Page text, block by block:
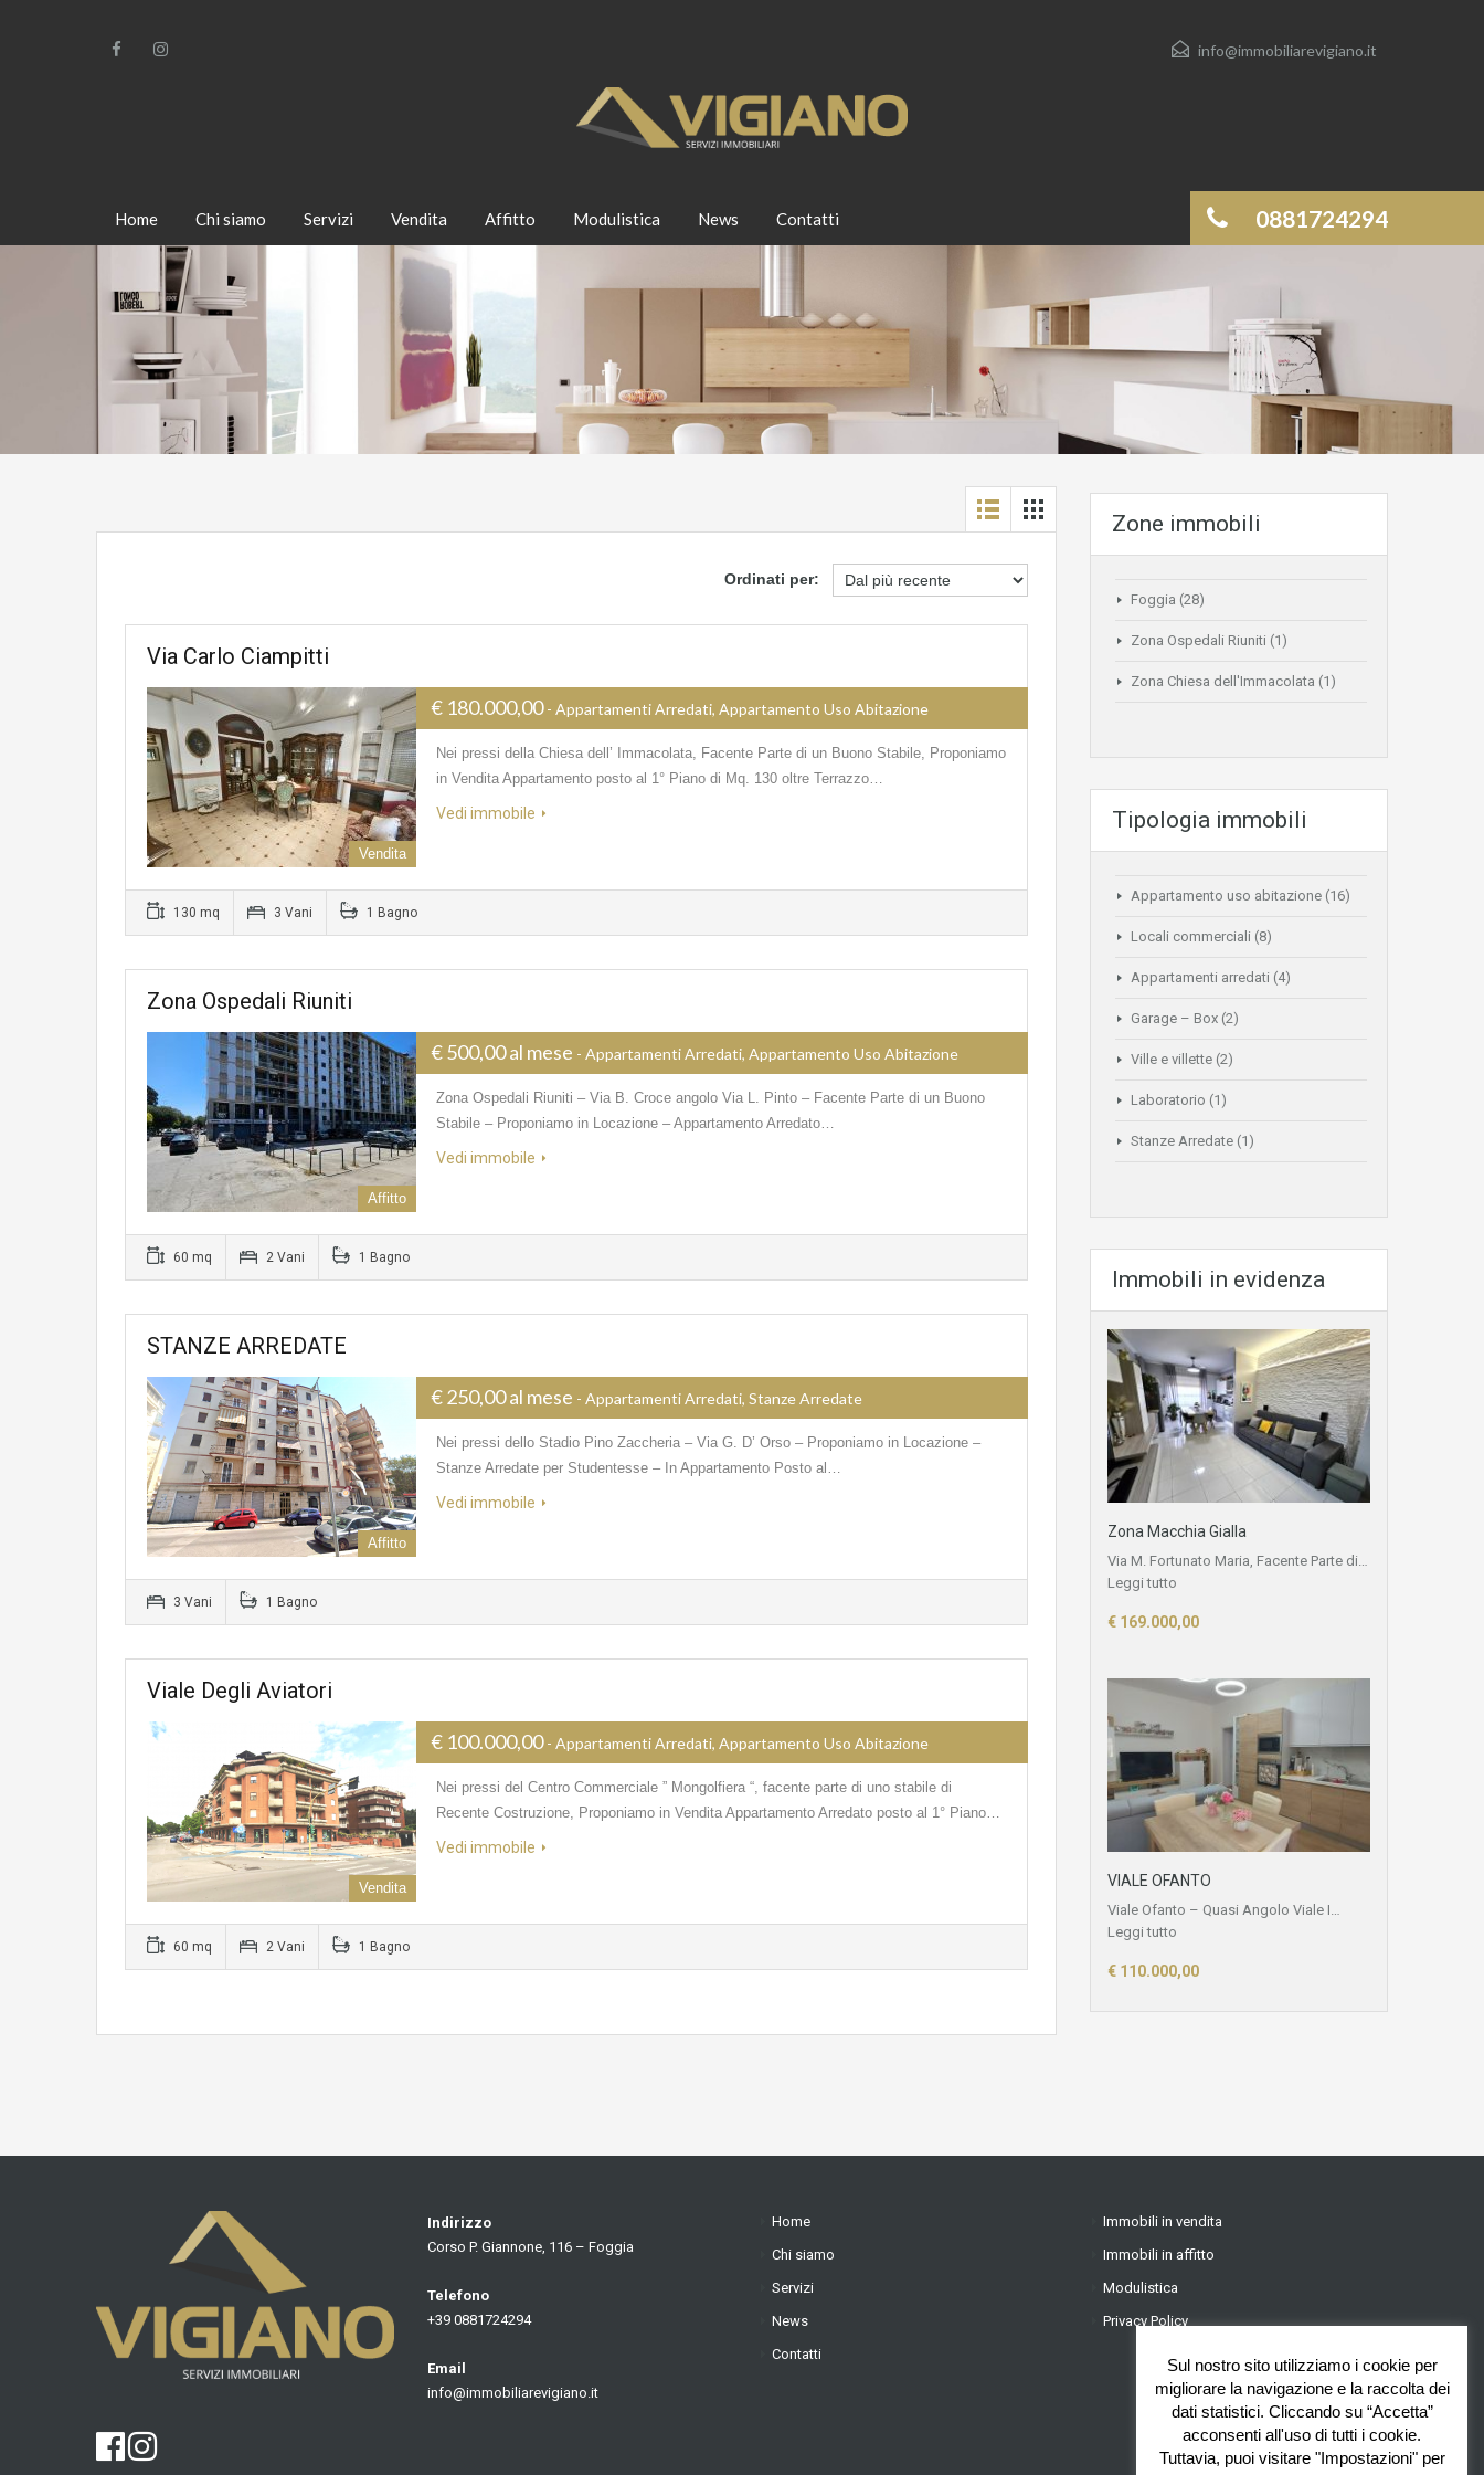
info@immobiliarevigiano.it
Home Chi siamo Servizi Vendita Affitto Modulistica News Contatti 0881724294
Ordinati per:
Via Carlo Ciampitti
Vendita
€ 180.000,00- Appartamenti Arredati, Appartamento Uso Abitazione
Nei pressi della Chiesa dell’ Immacolata, Facente Parte di un Buono Stabile, Proponiamo
in Vendita Appartamento posto al 1° Piano di Mq. 130 oltre Terrazzo…
Vedi immobile
130 mq 3 Vani 1 Bagno
Zona Ospedali Riuniti
Affitto
€ 500,00 al mese - Appartamenti Arredati, Appartamento Uso Abitazione
Zona Ospedali Riuniti – Via B. Croce angolo Via L. Pinto – Facente Parte di un Buono
Stabile – Proponiamo in Locazione – Appartamento Arredato…
Vedi immobile
60 mq 2 Vani 1 Bagno
STANZE ARREDATE
Affitto
€ 250,00 al mese - Appartamenti Arredati, Stanze Arredate
Nei pressi dello Stadio Pino Zaccheria – Via G. D’ Orso – Proponiamo in Locazione –
Stanze Arredate per Studentesse – In Appartamento Posto al…
Vedi immobile
3 Vani 1 Bagno
Viale Degli Aviatori
Vendita
€ 100.000,00- Appartamenti Arredati, Appartamento Uso Abitazione
Nei pressi del Centro Commerciale ” Mongolfiera “, facente parte di uno stabile di
Recente Costruzione, Proponiamo in Vendita Appartamento Arredato posto al 1° Piano…
Vedi immobile
60 mq 2 Vani 1 Bagno
Zone immobili
Foggia (28)
Zona Ospedali Riuniti (1)
Zona Chiesa dell'Immacolata (1)
Tipologia immobili
Appartamento uso abitazione (16)
Locali commerciali (8)
Appartamenti arredati (4)
Garage – Box (2)
Ville e villette (2)
Laboratorio (1)
Stanze Arredate (1)
Immobili in evidenza
Zona Macchia Gialla
Via M. Fortunato Maria, Facente Parte di…
Leggi tutto
€ 169.000,00
VIALE OFANTO
Viale Ofanto – Quasi Angolo Viale I…
Leggi tutto
€ 110.000,00
Indirizzo
Corso P. Giannone, 116 – Foggia
Telefono
+39 0881724294
Email
info@immobiliarevigiano.it
Home
Chi siamo
Servizi
News
Contatti
Immobili in vendita
Immobili in affitto
Modulistica
Privacy Policy
Sul nostro sito utilizziamo i cookie per
migliorare la navigazione e la raccolta dei
dati statistici. Cliccando su “Accetta”
acconsenti all'uso di tutti i cookie.
Tuttavia, puoi visitare "Impostazioni" per